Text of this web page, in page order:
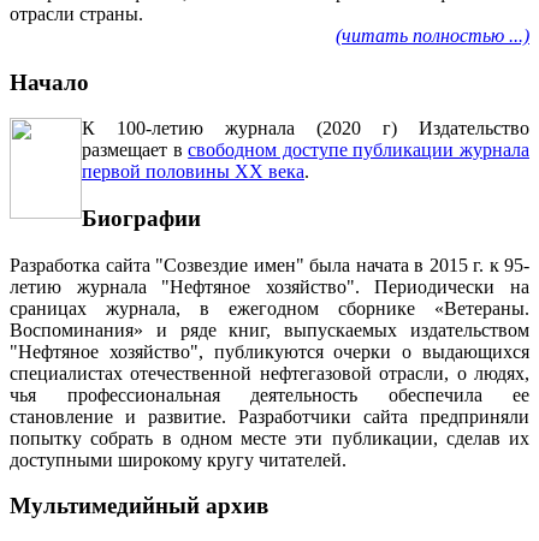
отрасли страны.
(читать полностью ...)
Начало
К 100-летию журнала (2020 г) Издательство
размещает всвободном доступе публикации журнала
первой половины ХХ века.
Биографии
Разработка сайта "Созвездие имен" была начата в 2015 г. к 95-
летию журнала "Нефтяное хозяйство". Периодически на
сраницах журнала, в ежегодном сборнике «Ветераны.
Воспоминания» и ряде книг, выпускаемых издательством
"Нефтяное хозяйство", публикуются очерки о выдающихся
специалистах отечественной нефтегазовой отрасли, о людях,
чья профессиональная деятельность обеспечила ее
становление и развитие. Разработчики сайта предприняли
попытку собрать в одном месте эти публикации, сделав их
доступными широкому кругу читателей.
Мультимедийный архив